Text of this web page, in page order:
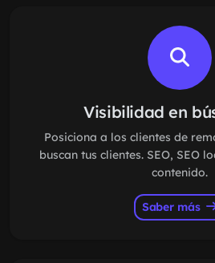
Visibilidad en
Posiciona a los clientes de
buscan tus clientes. SEO, SEO
contenido.
Saber más